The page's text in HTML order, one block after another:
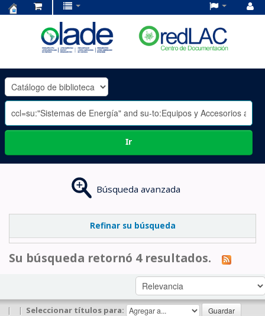
OLADE
-
Ir
Búsqueda avanzada
Refinar su búsqueda
Su búsqueda retornó 4 resultados.
| | Seleccionar títulos para: